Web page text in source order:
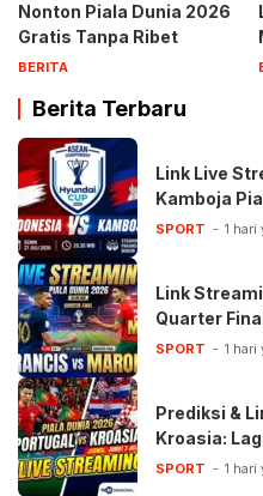
Nonton Piala Dunia 2026
Gratis Tanpa Ribet
BERITA
Berita Terbaru
Link Live
Kamboja
SPORT 1 hari
Link
Quarter
SPORT 1 hari
Prediksi &
Kroasia:
SPORT 1 hari